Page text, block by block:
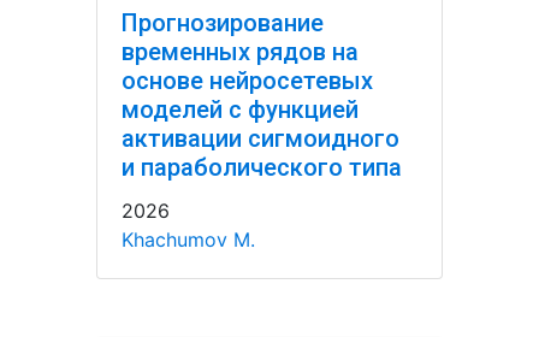
Прогнозирование
временных рядов на
основе нейросетевых
моделей с функцией
активации сигмоидного
и параболического типа
2026
Khachumov M.